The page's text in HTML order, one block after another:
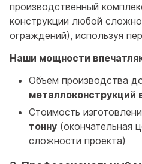
производственный
конструкции любой
ограждений), используя
Наши мощности
Объем производства
металлоконструкций
Стоимость
тонну (окончательная
сложности проекта)